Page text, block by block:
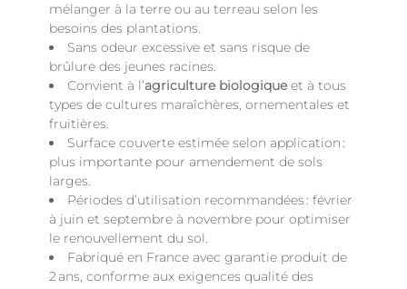
mélanger à la terre ou au terreau selon les
besoins des plantations.
Sans odeur excessive et sans risque de
brûlure des jeunes racines.
Convient à l’agriculture biologiqueet à tous
types de cultures maraîchères, ornementales et
fruitières.
Surface couverte estimée selon application :
plus importante pour amendement de sols
larges.
Périodes d’utilisation recommandées : février
à juin et septembre à novembre pour optimiser
le renouvellement du sol.
Fabriqué en France avec garantie produit de
2 ans, conforme aux exigences qualité des